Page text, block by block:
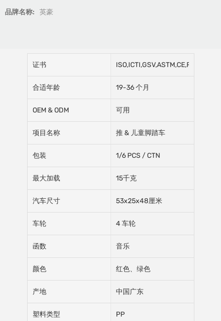
品牌名称: 英豪
证书 ISO,ICTI,GSV,ASTM,CE,ROHS
合适年龄 19-36 个月
OEM & ODM 可用
项目名称 推 & 儿童脚踏车
包装 1/6 PCS / CTN
最大加载 15千克
汽车尺寸 53x25x48厘米
车轮 4 车轮
函数 音乐
颜色 红色、绿色
产地 中国广东
塑料类型 PP